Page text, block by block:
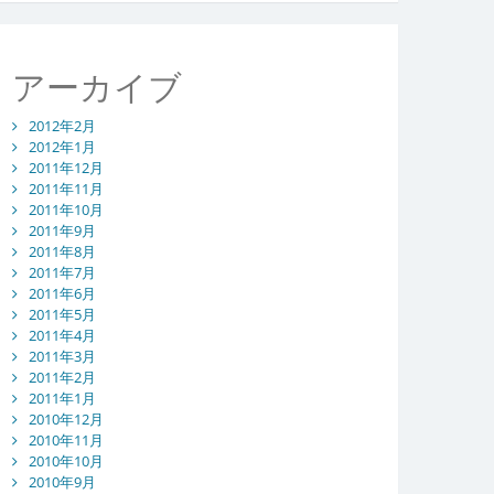
アーカイブ
2012年2月
2012年1月
2011年12月
2011年11月
2011年10月
2011年9月
2011年8月
2011年7月
2011年6月
2011年5月
2011年4月
2011年3月
2011年2月
2011年1月
2010年12月
2010年11月
2010年10月
2010年9月